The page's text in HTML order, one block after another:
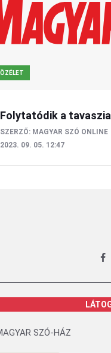
Folytatódik a
SZERZŐ: MAGYAR SZÓ ONLINE
2023. 09. 05. 12:47
SZÓ-HÁZ